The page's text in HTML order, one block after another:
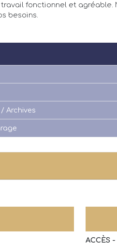
fonctionnel et
besoins.
Archives
ACCÈS -